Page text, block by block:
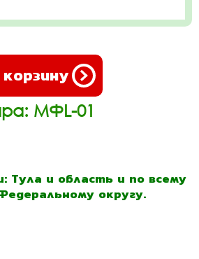
МФL-01
Тула и область и по всему
округу.